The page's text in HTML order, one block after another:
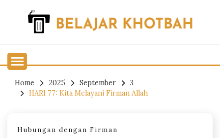
Home 2025 September
3
HARI 77: Kita Melayani Firman Allah
Hubungan dengan Firman